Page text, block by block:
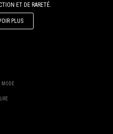
ET DE RARETÉ.
PLUS
MODE